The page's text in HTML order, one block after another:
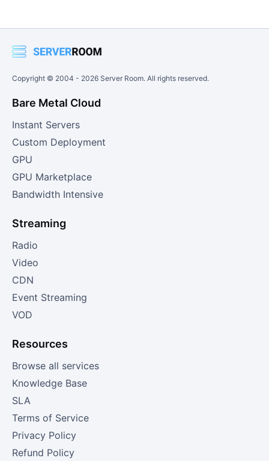
Copyright © 2004 - 2026 Server Room. All rights reserved.
Bare Metal Cloud
Instant Servers
Custom Deployment
GPU
GPU Marketplace
Bandwidth Intensive
Streaming
Radio
Video
CDN
Event Streaming
VOD
Resources
Browse all services
Knowledge Base
SLA
Terms of Service
Privacy Policy
Refund Policy